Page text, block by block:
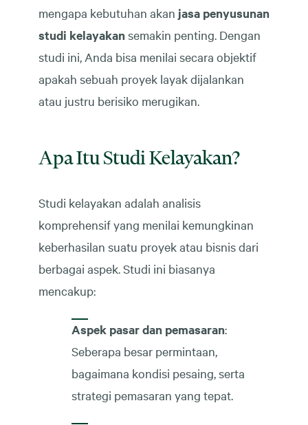
mengapa kebutuhan akan jasa penyusunan
studi kelayakansemakin penting. Dengan
studi ini, Anda bisa menilai secara objektif
apakah sebuah proyek layak dijalankan
atau justru berisiko merugikan.
Apa Itu Studi Kelayakan?
Studi kelayakan adalah analisis
komprehensif yang menilai kemungkinan
keberhasilan suatu proyek atau bisnis dari
berbagai aspek. Studi ini biasanya
mencakup:
Aspek pasar dan pemasaran:
Seberapa besar permintaan,
bagaimana kondisi pesaing, serta
strategi pemasaran yang tepat.